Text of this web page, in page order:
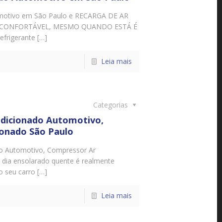
em São Paulo e RECARGA DE AR
MESMO QUANDO ESTÁ É
[…]
Leia mais
Categorias
Automotivo,
São Paulo
Automotivo, Compressor Ar
ensolarado quente é realmente
seu carro […]
Leia mais